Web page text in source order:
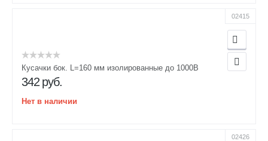
02415
Кусачки бок. L=160 мм изолированные до 1000В
342 руб.
Нет в наличии
02426